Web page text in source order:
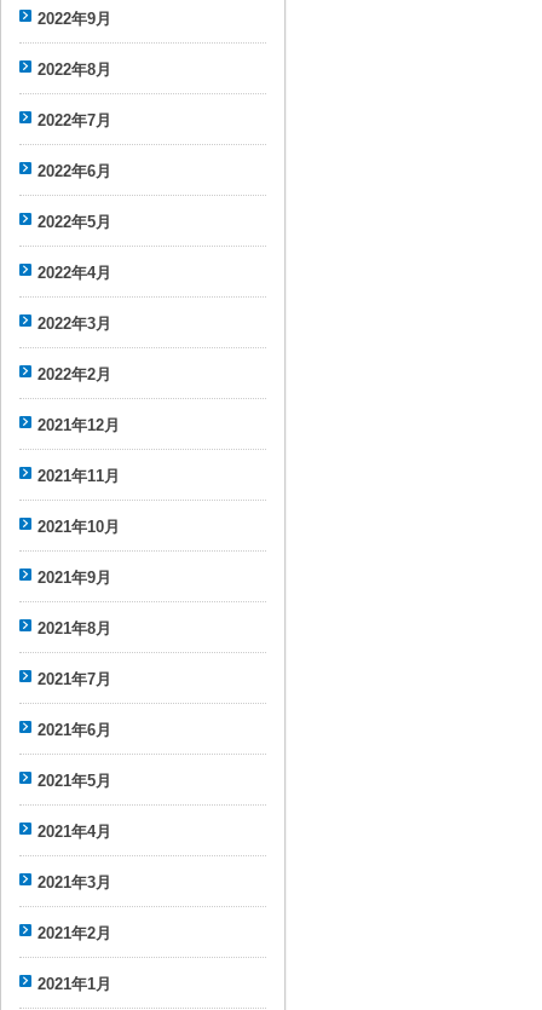
2022年9月
2022年8月
2022年7月
2022年6月
2022年5月
2022年4月
2022年3月
2022年2月
2021年12月
2021年11月
2021年10月
2021年9月
2021年8月
2021年7月
2021年6月
2021年5月
2021年4月
2021年3月
2021年2月
2021年1月